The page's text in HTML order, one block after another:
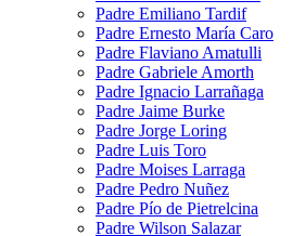
Padre Emiliano Tardif
Padre Ernesto María Caro
Padre Flaviano Amatulli
Padre Gabriele Amorth
Padre Ignacio Larrañaga
Padre Jaime Burke
Padre Jorge Loring
Padre Luis Toro
Padre Moises Larraga
Padre Pedro Nuñez
Padre Pío de Pietrelcina
Padre Wilson Salazar